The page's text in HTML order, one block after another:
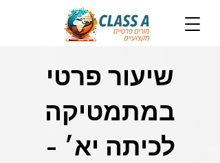
שיעור פרטי
במתמטיקה
לכיתה יא׳ -